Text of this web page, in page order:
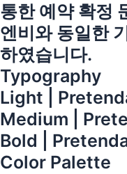
통한 예약 확정
엔비와 동일한
하였습니다.
Typography
Light |
Medium |
Bold |
Color Palette